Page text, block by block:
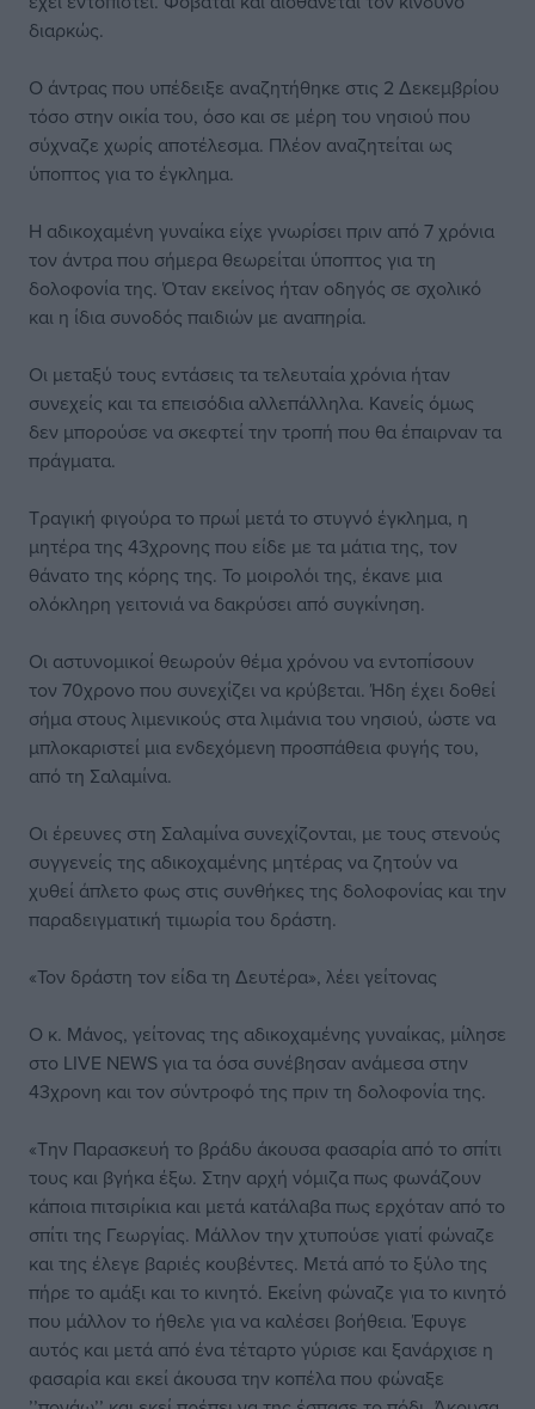
διαρκώς.
Ο άντρας που υπέδειξε αναζητήθηκε στις 2 Δεκεμβρίου
τόσο στην οικία του, όσο και σε μέρη του νησιού που
σύχναζε χωρίς αποτέλεσμα. Πλέον αναζητείται ως
ύποπτος για το έγκλημα.
Η αδικοχαμένη γυναίκα είχε γνωρίσει πριν από 7 χρόνια
τον άντρα που σήμερα θεωρείται ύποπτος για τη
δολοφονία της. Όταν εκείνος ήταν οδηγός σε σχολικό
και η ίδια συνοδός παιδιών με αναπηρία.
Οι μεταξύ τους εντάσεις τα τελευταία χρόνια ήταν
συνεχείς και τα επεισόδια αλλεπάλληλα. Κανείς όμως
δεν μπορούσε να σκεφτεί την τροπή που θα έπαιρναν τα
πράγματα.
Τραγική φιγούρα το πρωί μετά το στυγνό έγκλημα, η
μητέρα της 43χρονης που είδε με τα μάτια της, τον
θάνατο της κόρης της. Το μοιρολόι της, έκανε μια
ολόκληρη γειτονιά να δακρύσει από συγκίνηση.
Οι αστυνομικοί θεωρούν θέμα χρόνου να εντοπίσουν
τον 70χρονο που συνεχίζει να κρύβεται. Ήδη έχει δοθεί
σήμα στους λιμενικούς στα λιμάνια του νησιού, ώστε να
μπλοκαριστεί μια ενδεχόμενη προσπάθεια φυγής του,
από τη Σαλαμίνα.
Οι έρευνες στη Σαλαμίνα συνεχίζονται, με τους στενούς
συγγενείς της αδικοχαμένης μητέρας να ζητούν να
χυθεί άπλετο φως στις συνθήκες της δολοφονίας και την
παραδειγματική τιμωρία του δράστη.
«Τον δράστη τον είδα τη Δευτέρα», λέει γείτονας
Ο κ. Μάνος, γείτονας της αδικοχαμένης γυναίκας, μίλησε
στο LIVE NEWS για τα όσα συνέβησαν ανάμεσα στην
43χρονη και τον σύντροφό της πριν τη δολοφονία της.
«Την Παρασκευή το βράδυ άκουσα φασαρία από το σπίτι
τους και βγήκα έξω. Στην αρχή νόμιζα πως φωνάζουν
κάποια πιτσιρίκια και μετά κατάλαβα πως ερχόταν από το
σπίτι της Γεωργίας. Μάλλον την χτυπούσε γιατί φώναζε
και της έλεγε βαριές κουβέντες. Μετά από το ξύλο της
πήρε το αμάξι και το κινητό. Εκείνη φώναζε για το κινητό
που μάλλον το ήθελε για να καλέσει βοήθεια. Έφυγε
αυτός και μετά από ένα τέταρτο γύρισε και ξανάρχισε η
φασαρία και εκεί άκουσα την κοπέλα που φώναξε